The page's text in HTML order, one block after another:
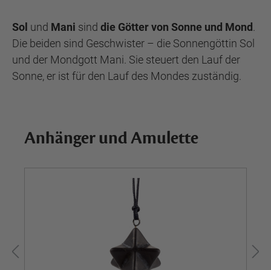
Sol und Mani sind die Götter von Sonne und Mond
Die beiden sind Geschwister – die Sonnengöttin Sol
und der Mondgott Mani. Sie steuert den Lauf der
Sonne, er ist für den Lauf des Mondes zuständig.
Anhänger und Amulette